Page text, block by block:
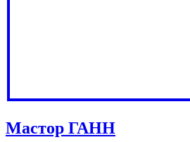
Мастор ГАНН